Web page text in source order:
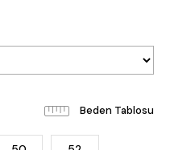
Beden Tablosu